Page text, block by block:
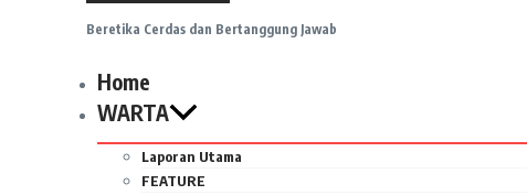
Beretika Cerdas dan Bertanggung Jawab
Home
WARTA
Laporan Utama
FEATURE